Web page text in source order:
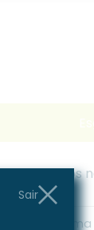
calculados
Sair